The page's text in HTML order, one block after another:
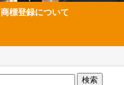
商標登録について
検索